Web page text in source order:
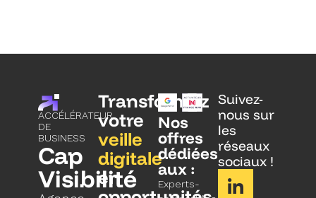
ACCÉLÉRATEUR
DE
BUSINESS
Cap
Visibilité
Transformez
votre
veille
digitale
en
Nos
offres
dédiées
aux :
Experts-
Suivez-
nous sur
les
réseaux
sociaux !